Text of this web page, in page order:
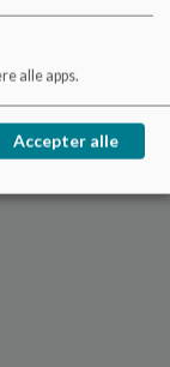
alle apps.
Accepter alle